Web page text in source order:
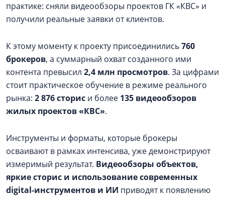
практике: сняли видеообзоры проектов ГК «КВС» и
получили реальные заявки от клиентов.
К этому моменту к проекту присоединились760
брокеров, а суммарный охват созданного ими
контента превысил 2,4 млн просмотров. За цифрами
стоит практическое обучение в режиме реального
рынка: 2 876 сторис и более 135 видеообзоров
жилых проектов «КВС».
Инструменты и форматы, которые брокеры
осваивают в рамках интенсива, уже демонстрируют
измеримый результат. Видеообзоры объектов,
яркие сторис и использование современных
digital-инструментов и ИИ приводят к появлению